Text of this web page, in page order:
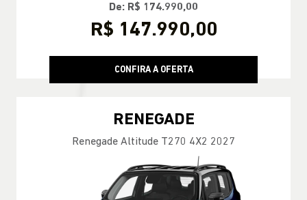
De: R$ 174.990,00
R$ 147.990,00
CONFIRA A OFERTA
RENEGADE
Renegade Altitude T270 4X2 2027